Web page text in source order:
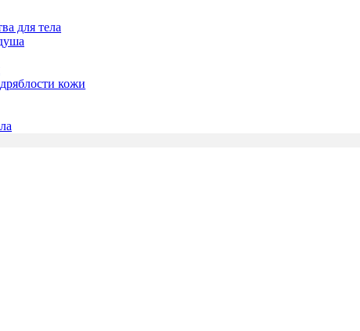
для тела
кожи